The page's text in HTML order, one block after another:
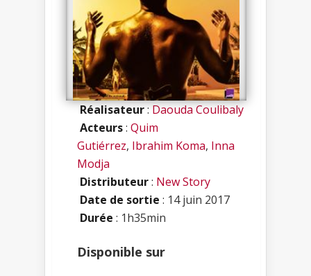
Réalisateur:Daouda Coulibaly
Acteurs: Quim
Gutiérrez, Ibrahim Koma, Inna
Modja
Distributeur: New Story
Date de sortie : 14 juin 2017
Durée : 1h35min
Disponible sur